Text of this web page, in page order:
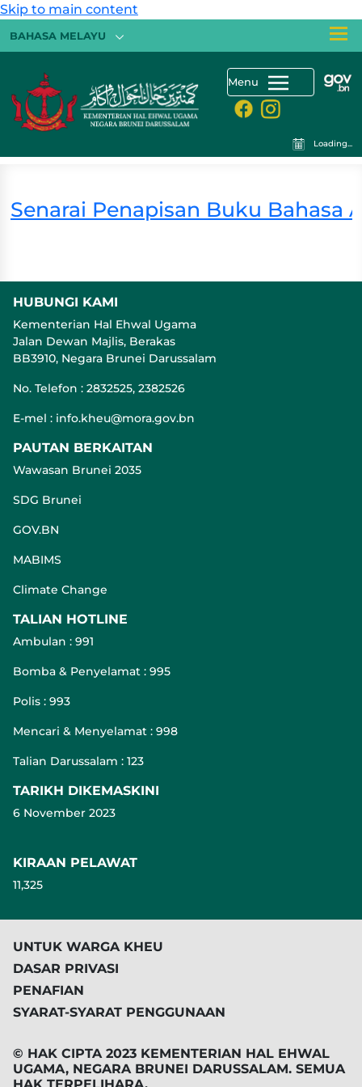
Skip to main content
BAHASA MELAYU
Menu
Loading...
Senarai Penapisan Buku Bahasa
HUBUNGI KAMI
Kementerian Hal Ehwal Ugama
Jalan Dewan Majlis, Berakas
BB3910, Negara Brunei Darussalam
No. Telefon : 2832525, 2382526
E-mel : info.kheu@mora.gov.bn
PAUTAN BERKAITAN
Wawasan Brunei 2035
SDG Brunei
GOV.BN
MABIMS
Climate Change
TALIAN HOTLINE
Ambulan : 991
Bomba & Penyelamat : 995
Polis : 993
Mencari & Menyelamat : 998
Talian Darussalam : 123
TARIKH DIKEMASKINI
6 November 2023
KIRAAN PELAWAT
11,325
UNTUK WARGA KHEU
DASAR PRIVASI
PENAFIAN
SYARAT-SYARAT PENGGUNAAN
© HAK CIPTA 2023 KEMENTERIAN HAL EHWAL
UGAMA, NEGARA BRUNEI DARUSSALAM. SEMUA